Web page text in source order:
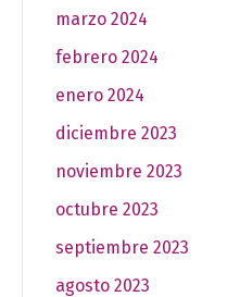
marzo 2024
febrero 2024
enero 2024
diciembre 2023
noviembre 2023
octubre 2023
septiembre 2023
agosto 2023